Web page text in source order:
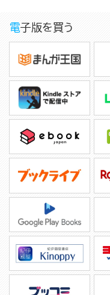
電子版を買う